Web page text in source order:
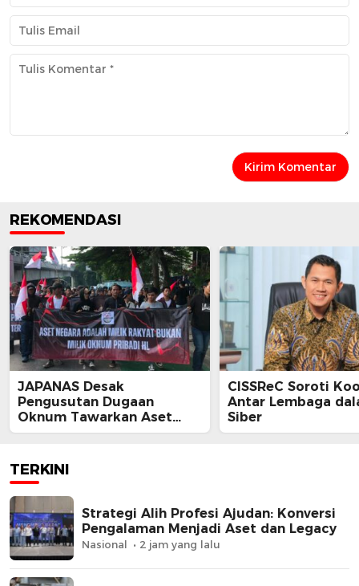
REKOMENDASI
JAPANAS Desak
Pengusutan Dugaan
Oknum Tawarkan Aset
Negara, Minta Pemerintah
CISSReC Soroti
Antar Lembaga
Siber
TERKINI
Strategi Alih Profesi Ajudan: Konversi
Pengalaman Menjadi Aset dan Legacy
Nasional 2 jam yang lalu